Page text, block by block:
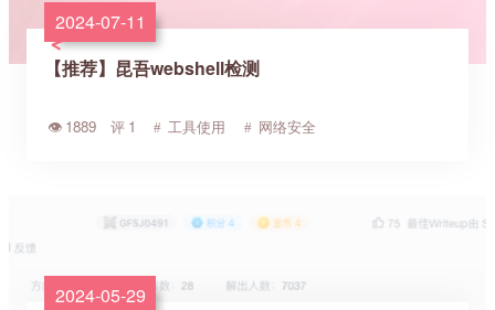
2024-07-11
【推荐】昆吾webshell检测
1889 1 工具使用 网络安全
2024-05-29